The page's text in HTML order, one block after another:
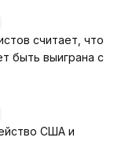
считает, что
быть выиграна с
США и